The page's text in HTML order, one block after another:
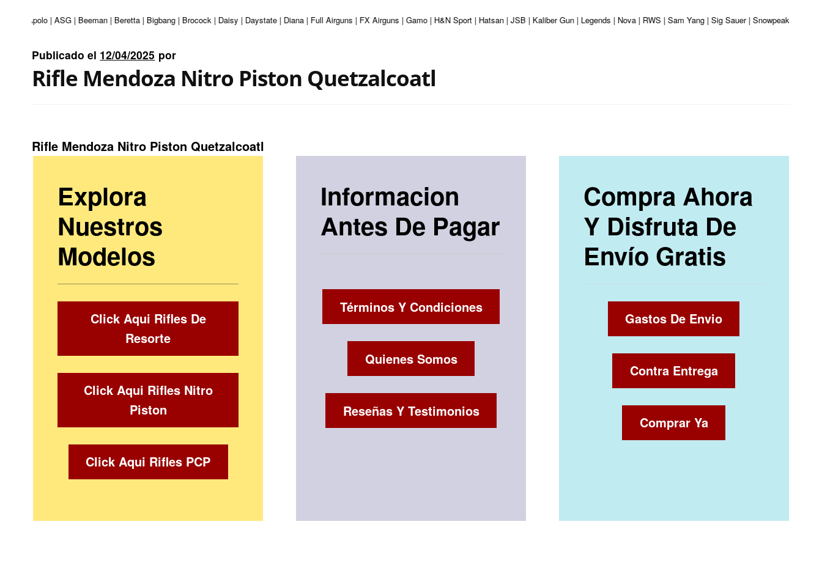
| Apolo | ASG | Beeman | Beretta | Bigbang | Brocock | Daisy | Daystate | Diana | Full Airguns | FX Airguns | Gamo | H&N Sport | Hatsan | JSB | Kaliber Gun | Legends | Nova | RWS | Sam Yang | Sig Sauer | Snowpeak |
Publicado el 12/04/2025 por
Rifle Mendoza Nitro Piston Quetzalcoatl
Rifle Mendoza Nitro Piston Quetzalcoatl
Explora
Nuestros
Modelos
Click Aqui Rifles De
Resorte
Click Aqui Rifles Nitro
Piston
Click Aqui Rifles PCP
Informacion
Antes De Pagar
Términos Y Condiciones
Quienes Somos
Reseñas Y Testimonios
Compra Ahora
Y Disfruta De
Envío Gratis
Gastos De Envio
Contra Entrega
Comprar Ya